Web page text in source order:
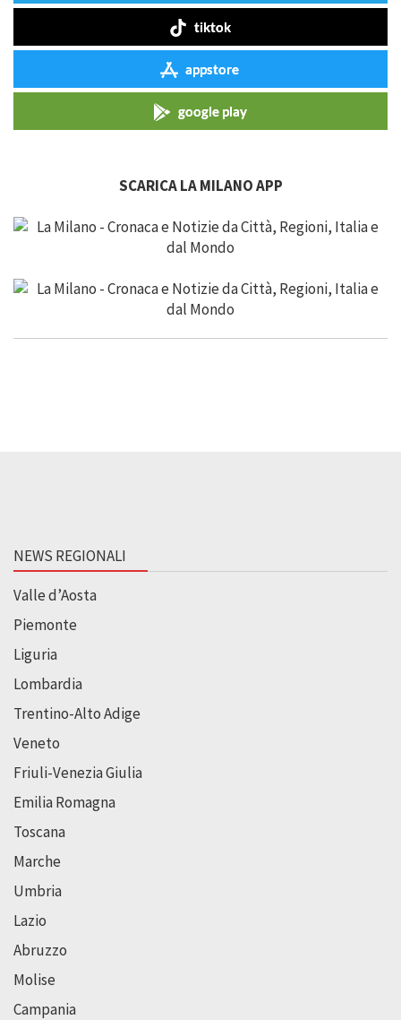
tiktok
appstore
google play
SCARICA LA MILANO APP
NEWS REGIONALI
Valle d’Aosta
Piemonte
Liguria
Lombardia
Trentino-Alto Adige
Veneto
Friuli-Venezia Giulia
Emilia Romagna
Toscana
Marche
Umbria
Lazio
Abruzzo
Molise
Campania